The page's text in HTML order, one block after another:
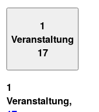
1
Veranstaltung
17
1
Veranstaltung,